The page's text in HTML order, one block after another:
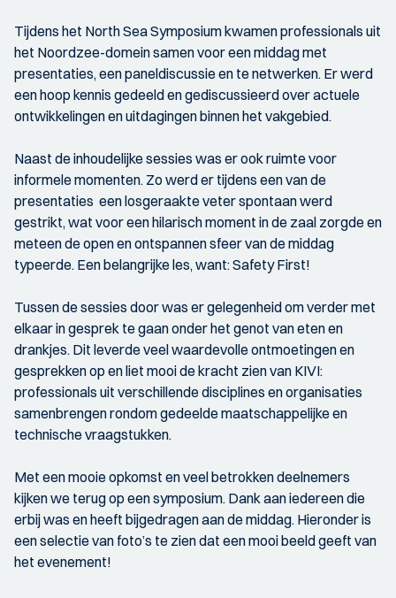
Tijdens het North Sea Symposium kwamen professionals uit
het Noordzee-domein samen voor een middag met
presentaties, een paneldiscussie en te netwerken. Er werd
een hoop kennis gedeeld en gediscussieerd over actuele
ontwikkelingen en uitdagingen binnen het vakgebied.
Naast de inhoudelijke sessies was er ook ruimte voor
informele momenten. Zo werd er tijdens een van de
presentaties een losgeraakte veter spontaan werd
gestrikt, wat voor een hilarisch moment in de zaal zorgde en
meteen de open en ontspannen sfeer van de middag
typeerde. Een belangrijke les, want: Safety First!
Tussen de sessies door was er gelegenheid om verder met
elkaar in gesprek te gaan onder het genot van eten en
drankjes. Dit leverde veel waardevolle ontmoetingen en
gesprekken op en liet mooi de kracht zien van KIVI:
professionals uit verschillende disciplines en organisaties
samenbrengen rondom gedeelde maatschappelijke en
technische vraagstukken.
Met een mooie opkomst en veel betrokken deelnemers
kijken we terug op een symposium. Dank aan iedereen die
erbij was en heeft bijgedragen aan de middag. Hieronder is
een selectie van foto’s te zien dat een mooi beeld geeft van
het evenement!